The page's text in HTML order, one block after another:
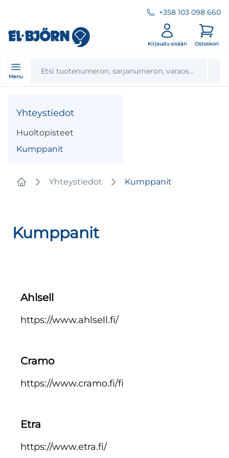
+358 103 098 660
Menu
Kirjaudu sisään Ostoskori
Yhteystiedot
Huoltopisteet
Kumppanit
Yhteystiedot Kumppanit
Kumppanit
Ahlsell
https://www.ahlsell.fi/
Cramo
https://www.cramo.fi/fi
Etra
https://www.etra.fi/